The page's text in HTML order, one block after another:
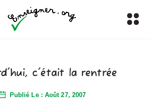
c'était la rentrée
Publié Le : Août 27, 2007